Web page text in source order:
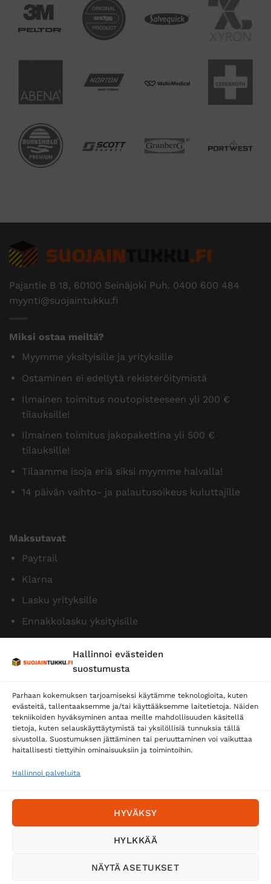
Hallinnoi evästeiden
suostumusta
Parhaan kokemuksen tarjoamiseksi käytämme teknologioita, kuten
evästeitä, tallentaaksemme ja/tai käyttääksemme laitetietoja. Näiden
tekniikoiden hyväksyminen antaa meille mahdollisuuden käsitellä
tietoja, kuten selauskäyttäytymistä tai yksilöllisiä tunnuksia tällä
sivustolla. Suostumuksen jättäminen tai peruuttaminen voi vaikuttaa
haitallisesti tiettyihin ominaisuuksiin ja toimintoihin.
Hallinnoi palveluita
HYVÄKSY
HYLKKÄÄ
NÄYTÄ ASETUKSET
Pajantie B 18, 60100 Seinäjoki Puh. 0400 600 484
myynti@suojaintukku.fi
Miksi ostaa meiltä?
Myymme yksityisille ja yrityksille
Ostaminen ei edellytä rekisteröitymistä
Ilmainen toimitus noutopisteeseen yli 200 €
tilauksille!
Ilmainen toimitus jakopakettina yli 500 €
tilauksille!
Tilaamme isoja eriä siksi myymme halvalla!
14 päivän vaihto- ja palautusoikeus kuluttajille
Maksutavat
Paytrail
Klarna
Lasku yrityksille
Ennakkolasku yksityisille
Toimitustavat
Posti
Matkahuolto
Tilaa uutiskirje ja saat erikoisalennuksia